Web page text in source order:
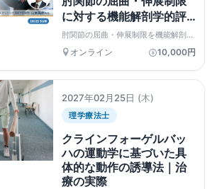
に対する機能解剖学的評
価と治療～関節特性から
可動域の制限因子を見極
先生
肘関節の屈曲・伸展制限を機能解剖か
ら捉え直すセミナーです。蝶番関節と
しての特性を踏まえ、制限因子を軟部
と、合併症リスクを抑えた治療の実際
オンライン 10,000円
2027年02月25日 (木)
理学療法士
クラインフォーゲルバッ
ハの運動学に基づいた具
体的な動作の誘導法｜治
療の実際